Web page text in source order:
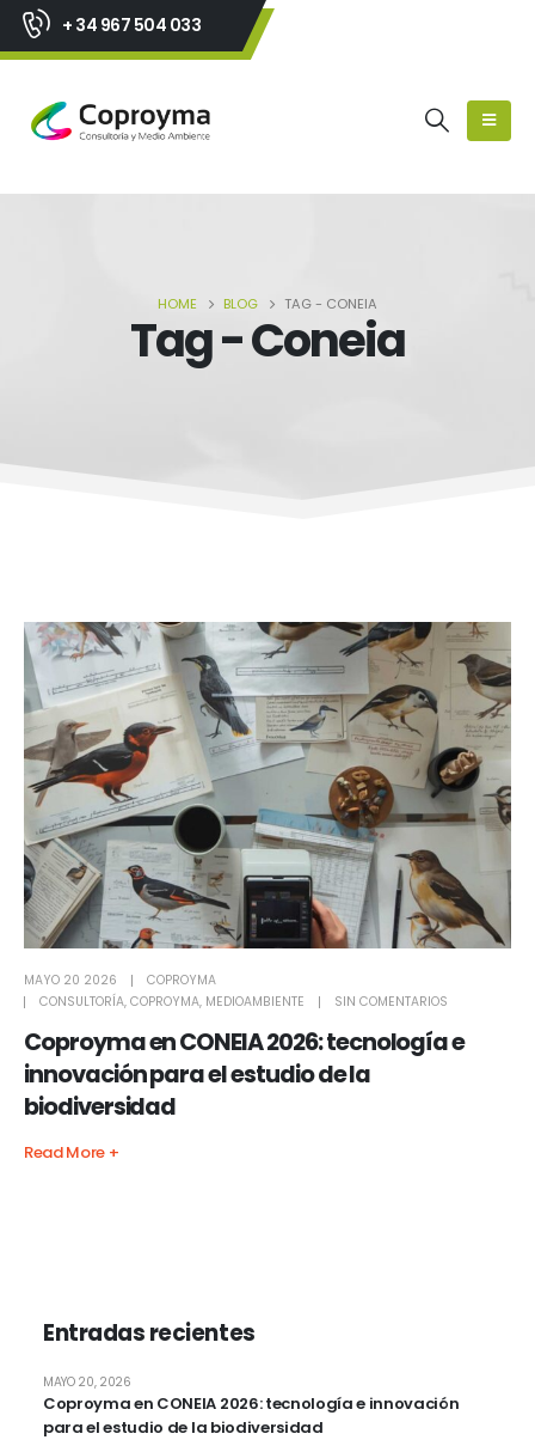
+ 34 967 504 033
HOME BLOG TAG - CONEIA
Tag - Coneia
MAYO 20 2026
COPROYMA
CONSULTORÍA, COPROYMA, MEDIOAMBIENTE SIN COMENTARIOS
Coproyma en CONEIA 2026: tecnología e
innovación para el estudio de la
biodiversidad
Read More +
Entradas recientes
Coproyma en CONEIA 2026: tecnología e innovación
para el estudio de la biodiversidad
MAYO 20, 2026